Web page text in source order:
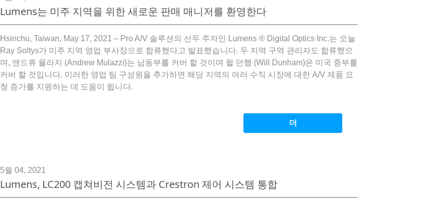
Lumens는 미주 지역을 위한 새로운 판매 매니저를 환영한다
Hsinchu, Taiwan, May 17, 2021 – Pro A/V 솔루션의 선두 주자인 Lumens ® Digital Optics Inc.는 오늘
Ray Soltys가 미주 지역 영업 부사장으로 합류했다고 발표했습니다. 두 지역 구역 관리자도 합류했으
며, 앤드류 뮬라지 (Andrew Mulazzi)는 남동부를 커버 할 것이며 윌 던햄 (Will Dunham)은 미국 중부를
커버 할 것입니다. 이러한 영업 팀 구성원을 추가하면 해당 지역의 여러 수직 시장에 대한 A/V 제품 요
청 증가를 지원하는 데 도움이 됩니다.
더
5월 04, 2021
Lumens, LC200 캡쳐비전 시스템과 Crestron 제어 시스템 통합